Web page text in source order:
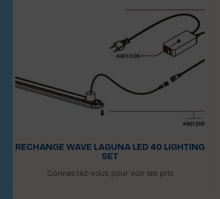
RECHANGE WAVE LAGUNA LED 40 LIGHTING
SET
Connectez-vous pour voir les prix